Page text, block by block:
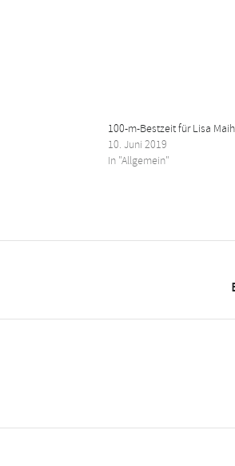
100-m-Bestzeit für Lisa
10. Juni 2019
In "Allgemein"